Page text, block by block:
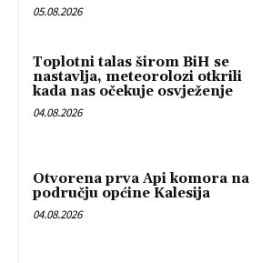
05.08.2026
Toplotni talas širom BiH se
nastavlja, meteorolozi otkrili
kada nas očekuje osvježenje
04.08.2026
Otvorena prva Api komora na
području općine Kalesija
04.08.2026